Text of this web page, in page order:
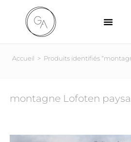
Accueil > Produits identifiés
montagne Lofoten